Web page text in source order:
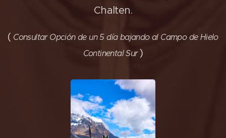
Chalten.
( Consultar Opción de un 5 día bajando al Campo de Hielo
Continental Sur)